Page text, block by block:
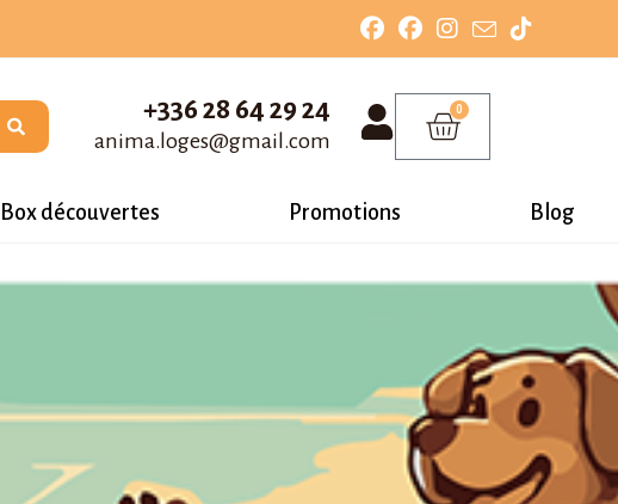
+336 28 64 29 24
anima.loges@gmail.com
0
Box découvertes Promotions Blog